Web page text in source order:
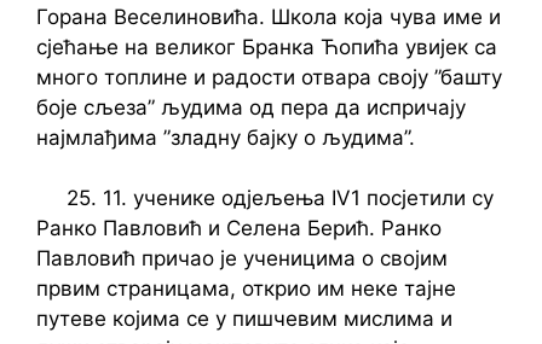
Горана Веселиновића. Школа која чува име и
сјећање на великог Бранка Ћопића увијек са
много топлине и радости отвара своју ”башту
боје сљеза” људима од пера да испричају
најмлађима ”зладну бајку о људима”.
25. 11. ученике одјељења IV1 посјетили су
Ранко Павловић и Селена Берић. Ранко
Павловић причао је ученицима о својим
првим страницама, открио им неке тајне
путеве којима се у пишчевим мислима и